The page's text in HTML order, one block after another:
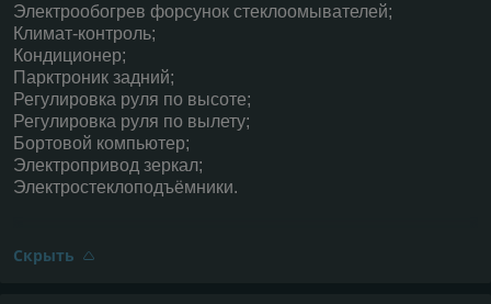
Электрообогрев форсунок стеклоомывателей;
Климат-контроль;
Кондиционер;
Парктроник задний;
Регулировка руля по высоте;
Регулировка руля по вылету;
Бортовой компьютер;
Электропривод зеркал;
Электростеклоподъёмники.
Скрыть